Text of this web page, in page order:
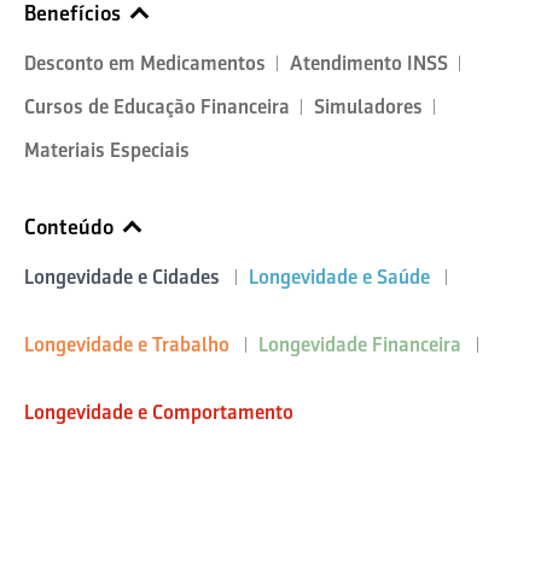
Benefícios
Desconto em Medicamentos
Atendimento INSS
Cursos de Educação Financeira
Simuladores
Materiais Especiais
Conteúdo
Longevidade e Cidades Longevidade e Saúde
Longevidade e Trabalho Longevidade Financeira
Longevidade e Comportamento